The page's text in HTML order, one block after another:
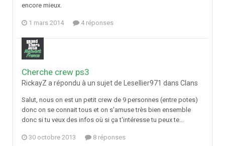
encore mieux.
1 mars 2014 4 réponses
Cherche crew ps3
RickayZ a répondu à un sujet de Lesellier971 dans Clans
Salut, nous on est un petit crew de 9 personnes (entre potes)
donc on se connait tous et on s'amuse très bien ensemble
donc si tu veux des infos où si ça t'intéresse tu peux te...
30 octobre 2013 8 réponses